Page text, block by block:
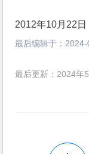
2012年10月22日
最后编辑于：
最后更新：2024年